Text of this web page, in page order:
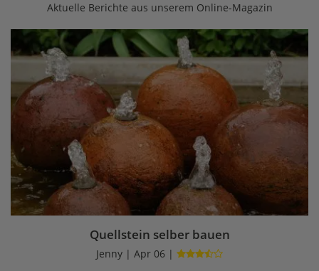
Aktuelle Berichte aus unserem Online-Magazin
Quellstein selber bauen
Jenny | Apr 06 |